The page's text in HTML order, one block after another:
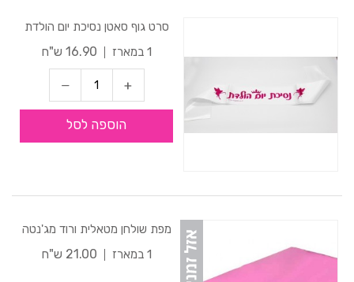
סרט גוף סאטן נסיכת יום הולדת
1 במארז
16.90 ש"ח
הוספה לסל
מפת שולחן מטאלית ורוד מג'נטה
1 במארז
21.00 ש"ח